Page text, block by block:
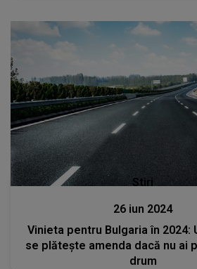
Stiri
26 iun 2024
Vinieta pentru Bulgaria în 2024:
se plăteşte amenda dacă nu ai
drum